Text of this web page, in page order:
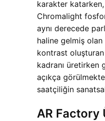
karakter
Chromalight
aynı derecede
haline gelmiş olan
kontrast
kadranı üretirken
açıkça
saatçiliğin
AR Factory